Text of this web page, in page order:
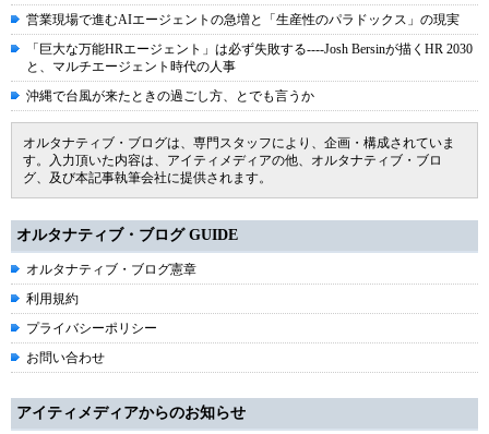
営業現場で進むAIエージェントの急増と「生産性のパラドックス」の現実
「巨大な万能HRエージェント」は必ず失敗する----Josh Bersinが描くHR 2030
と、マルチエージェント時代の人事
沖縄で台風が来たときの過ごし方、とでも言うか
オルタナティブ・ブログは、専門スタッフにより、企画・構成されていま
す。入力頂いた内容は、アイティメディアの他、オルタナティブ・ブロ
グ、及び本記事執筆会社に提供されます。
オルタナティブ・ブログ GUIDE
オルタナティブ・ブログ憲章
利用規約
プライバシーポリシー
お問い合わせ
アイティメディアからのお知らせ